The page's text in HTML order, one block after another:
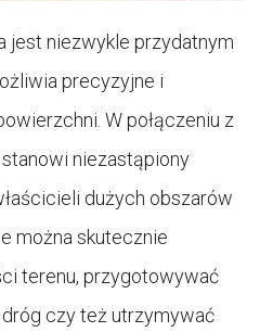
jest niezwykle przydatnym
precyzyjne i
W połączeniu z
niezastąpiony
dużych obszarów
można skutecznie
terenu, przygotowywać
czy też utrzymywać